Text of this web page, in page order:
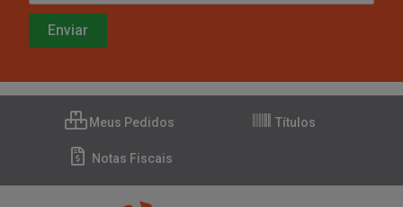
Meus Pedidos Títulos
Notas Fiscais